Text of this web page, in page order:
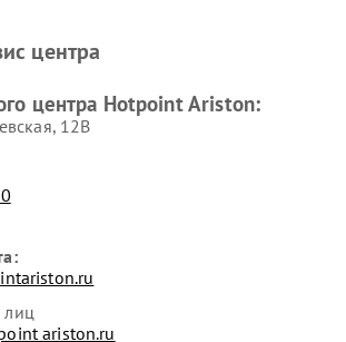
Hotpoint Ariston
Hotpoint Ariston
центра
центра Hotpoint Ariston:
12В
лиц
ariston.ru